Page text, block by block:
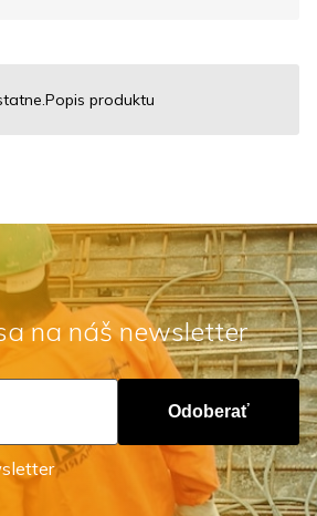
produktu
na náš newsletter
Odoberať